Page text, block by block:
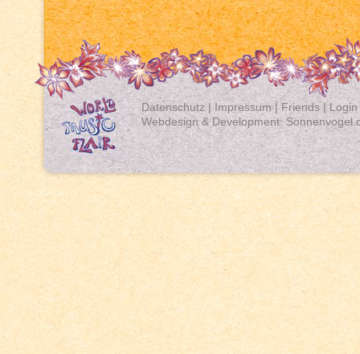
Datenschutz | Impressum|Friends|Login
Webdesign & Development: